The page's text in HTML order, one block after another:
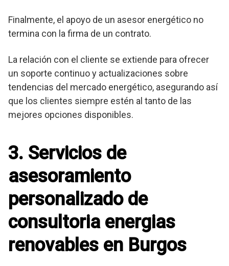
Finalmente, el apoyo de un asesor energético no
termina con la firma de un contrato.
La relación con el cliente se extiende para ofrecer
un soporte continuo y actualizaciones sobre
tendencias del mercado energético, asegurando así
que los clientes siempre estén al tanto de las
mejores opciones disponibles.
3. Servicios de
asesoramiento
personalizado de
consultoria energias
renovables en Burgos